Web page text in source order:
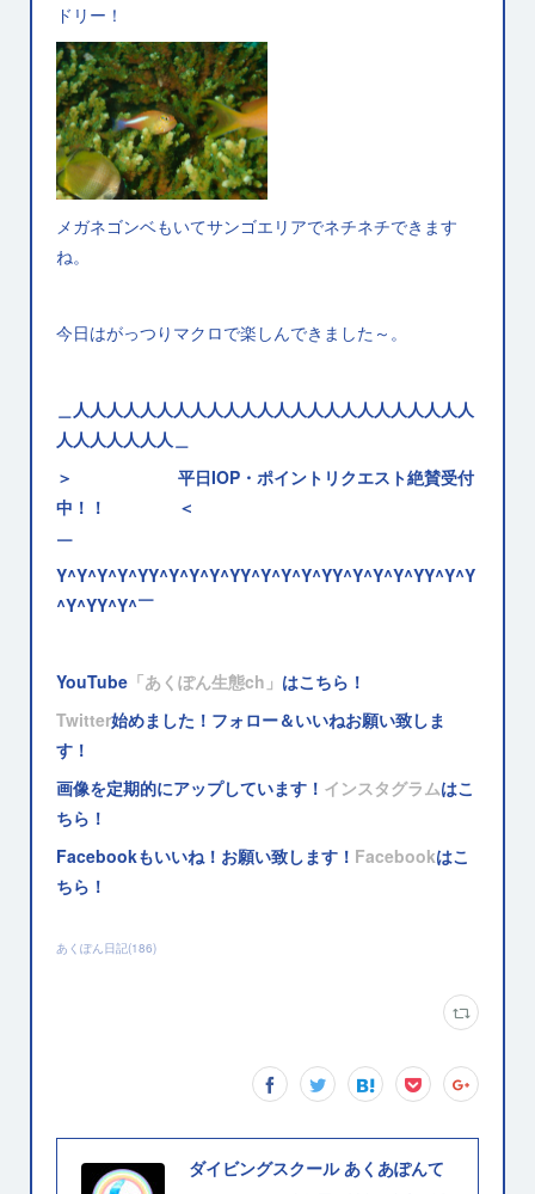
ドリー！
メガネゴンベもいてサンゴエリアでネチネチできます
ね。
今日はがっつりマクロで楽しんできました～。
＿人人人人人人人人人人人人人人人人人人人人人人人人
人人人人人人人＿
＞ 平日IOP・ポイントリクエスト絶賛受付
中！！ ＜
￣
Y^Y^Y^Y^YY^Y^Y^Y^YY^Y^Y^Y^YY^Y^Y^Y^YY^Y^Y
^Y^YY^Y^￣
YouTube 「あくぽん生態ch」 はこちら！
Twitter始めました！フォロー＆いいねお願い致しま
す！
画像を定期的にアップしています！ インスタグラムはこ
ちら！
Facebookもいいね！お願い致します！ Facebookはこ
ちら！
あくぽん日記(186)
ダイビングスクール あくあぽんて